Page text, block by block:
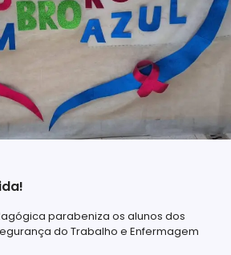
parabeniza os alunos dos
do Trabalho e Enfermagem